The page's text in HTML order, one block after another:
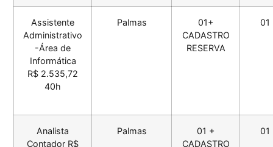
Assistente
Administrativo
-Área de
Informática
R$ 2.535,72
40h
Palmas
01+
CADASTRO
RESERVA
01
Analista
Contador R$
Palmas
01 +
CADASTRO
01